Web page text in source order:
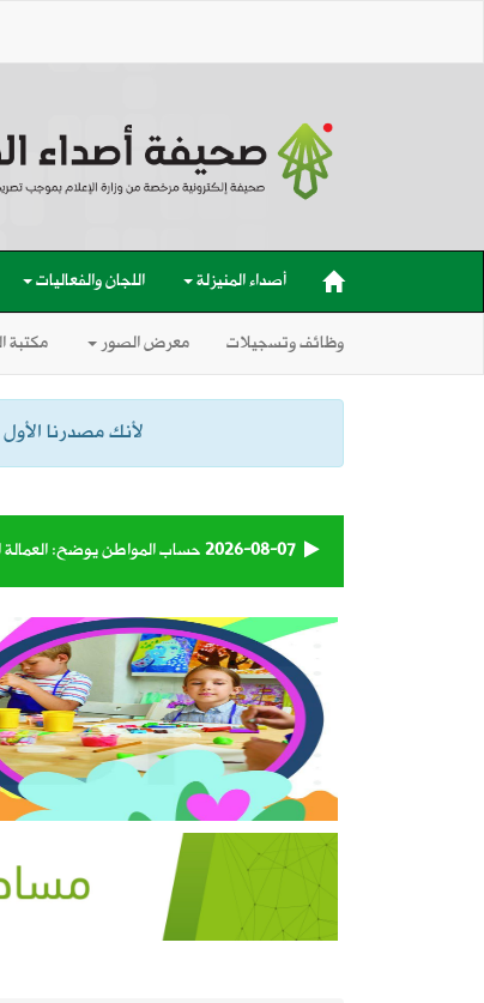
أصداء المنيزلة اللجان والفعاليات
وظائف وتسجيلات معرض الصور مكتبة
لأنك مصدرنا الأول
2026-08-07حساب المواطن يوضح: العمالة
2026-08-07اقتران الثريا بالقمر يعلن
2026-08-07الحرارة تصل لـ 50 مئوية.. الإنذار البرتقالي بموجة حارة على الأحساء وعدة مدن بالشرقية
2026-08-07 “الغذاء والدواء” تسحب 3 منتجات قهوة وشوكولاتة وتحذر من استهلاكها
2026-08-06رسميًا.. الأهلي يعلن التعاقد
2026-08-06 وزارة الدفاع تعيّن اللواء